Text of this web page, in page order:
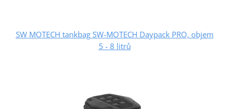
SW MOTECH tankbag SW-MOTECH Daypack PRO, objem
5 - 8 litrů